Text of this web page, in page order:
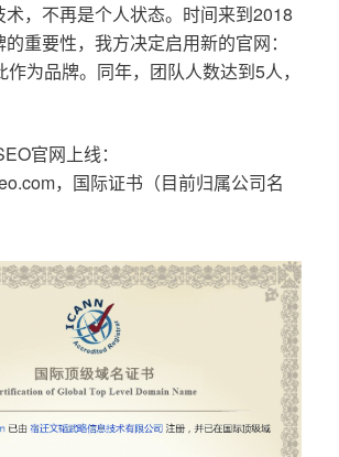
术，不再是个人状态。时间来到2018
重要性，我方决定启用新的官网：
为品牌。同年，团队人数达到5人，
官网上线：
，国际证书（目前归属公司名